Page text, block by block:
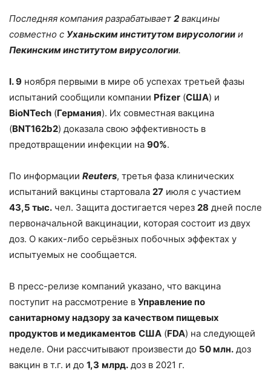
Последняя компания разрабатывает 2 вакцины
совместно с Уханьским институтом вирусологии и
Пекинским институтом вирусологии.
I. 9 ноября первыми в мире об успехах третьей фазы
испытаний сообщили компании Pfizer (США) и
BioNTech (Германия). Их совместная вакцина
(BNT162b2) доказала свою эффективность в
предотвращении инфекции на 90%.
По информации Reuters, третья фаза клинических
испытаний вакцины стартовала 27 июля с участием
43,5 тыс. чел. Защита достигается через 28 дней после
первоначальной вакцинации, которая состоит из двух
доз. О каких-либо серьёзных побочных эффектах у
испытуемых не сообщается.
В пресс-релизе компаний указано, что вакцина
поступит на рассмотрение в Управление по
санитарному надзору за качеством пищевых
продуктов и медикаментов США (FDA) на следующей
неделе. Они рассчитывают произвести до 50 млн. доз
вакцин в т.г. и до 1,3 млрд. доз в 2021 г.